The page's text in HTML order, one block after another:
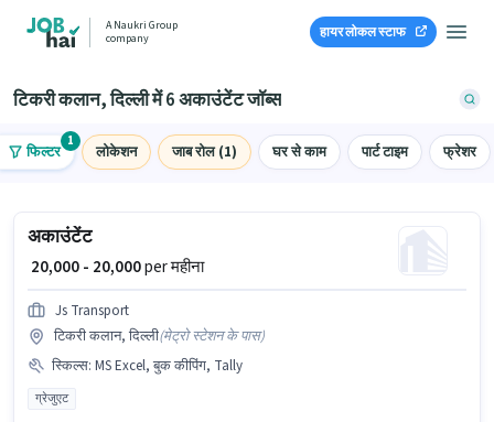
A Naukri Group
company
हायर लोकल स्टाफ
टिकरी कलान, दिल्ली में 6 अकाउंटेंट जॉब्स
फिल्टर
1
लोकेशन जाब रोल (1) घर से काम पार्ट टाइम फ्रेशर
अकाउंटेंट
₹ 20,000 - 20,000per महीना
Js Transport
टिकरी कलान, दिल्ली(मेट्रो स्टेशन के पास)
स्किल्स: MS Excel, बुक कीपिंग, Tally
ग्रेजुएट